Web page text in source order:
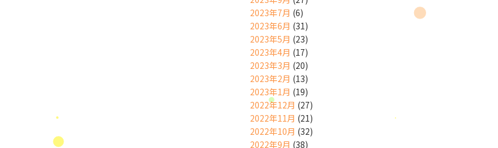
2023年7月 (6)
2023年6月 (31)
2023年5月 (23)
2023年4月 (17)
2023年3月 (20)
2023年2月 (13)
2023年1月 (19)
2022年12月 (27)
2022年11月 (21)
2022年10月 (32)
2022年9月 (38)